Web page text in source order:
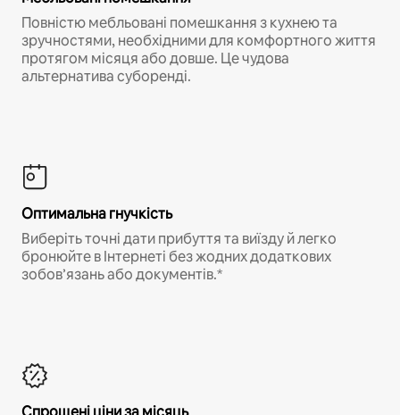
Повністю мебльовані помешкання з кухнею та
зручностями, необхідними для комфортного життя
протягом місяця або довше. Це чудова
альтернатива суборенді.
Оптимальна гнучкість
Виберіть точні дати прибуття та виїзду й легко
бронюйте в Інтернеті без жодних додаткових
зобов’язань або документів.*